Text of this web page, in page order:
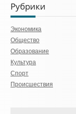
Рубрики
Экономика
Общество
Образование
Культура
Спорт
Происшествия